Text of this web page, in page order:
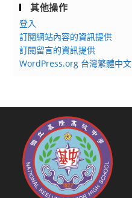
其他操作
登入
訂閱網站內容的資訊提供
訂閱留言的資訊提供
WordPress.org 台灣繁體中文